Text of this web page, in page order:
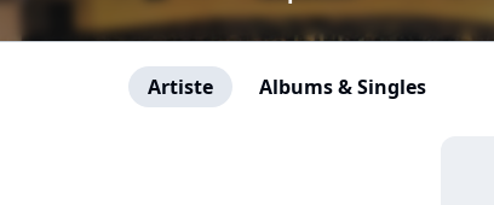
Artiste Albums & Singles